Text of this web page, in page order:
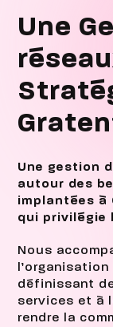
Une
Une gestion
autour des
implantées à
qui privilégie
Nous
définissant
services et à
rendre la